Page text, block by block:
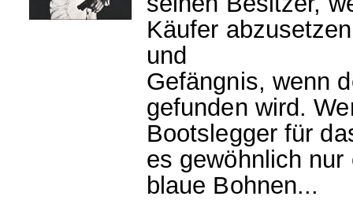
Käufer
und
Gefängnis, wenn
gefunden wird.
Bootslegger für
es gewöhnlich nur
blaue Bohnen...